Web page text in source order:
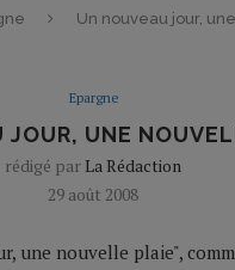
Un nouveau jour,
Epargne
JOUR, UNE
rédigé par La Rédaction
29 août 2008
une nouvelle plaie",